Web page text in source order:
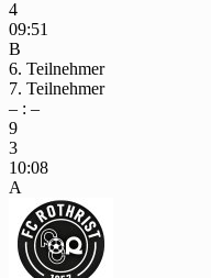
4
09:51
B
6. Teilnehmer
7. Teilnehmer
– : –
9
3
10:08
A